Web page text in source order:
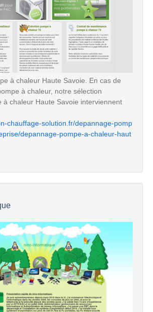
à chaleur Haute Savoie. En cas de
à chaleur, notre sélection
à chaleur Haute Savoie interviennent
chauffage-solution.fr/depannage-pomp
depannage-pompe-a-chaleur-haut